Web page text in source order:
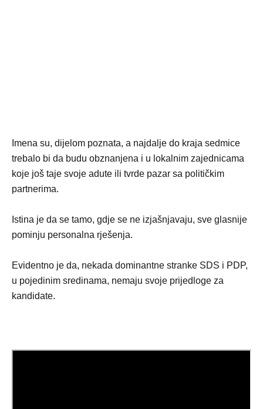
Imena su, dijelom poznata, a najdalje do kraja sedmice
trebalo bi da budu obznanjena i u lokalnim zajednicama
koje još taje svoje adute ili tvrde pazar sa političkim
partnerima.
Istina je da se tamo, gdje se ne izjašnjavaju, sve glasnije
pominju personalna rješenja.
Evidentno je da, nekada dominantne stranke SDS i PDP,
u pojedinim sredinama, nemaju svoje prijedloge za
kandidate.